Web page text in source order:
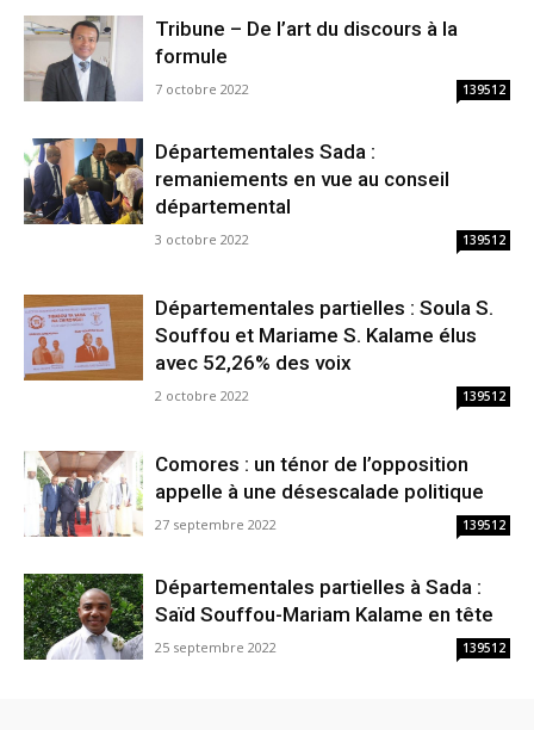
Tribune – De l’art du discours à la
formule
7 octobre 2022 139512
Départementales Sada :
remaniements en vue au conseil
départemental
3 octobre 2022 139512
Départementales partielles : Soula S.
Souffou et Mariame S. Kalame élus
avec 52,26% des voix
2 octobre 2022 139512
Comores : un ténor de l’opposition
appelle à une désescalade politique
27 septembre 2022 139512
Départementales partielles à Sada :
Saïd Souffou-Mariam Kalame en tête
25 septembre 2022 139512